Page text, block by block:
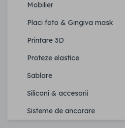
Mobilier
Placi foto & Gingiva mask
Printare 3D
Proteze elastice
Sablare
Siliconi & accesorii
Sisteme de ancorare